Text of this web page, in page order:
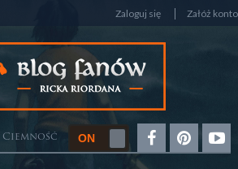
Zaloguj się Załóż konto
Ciemność